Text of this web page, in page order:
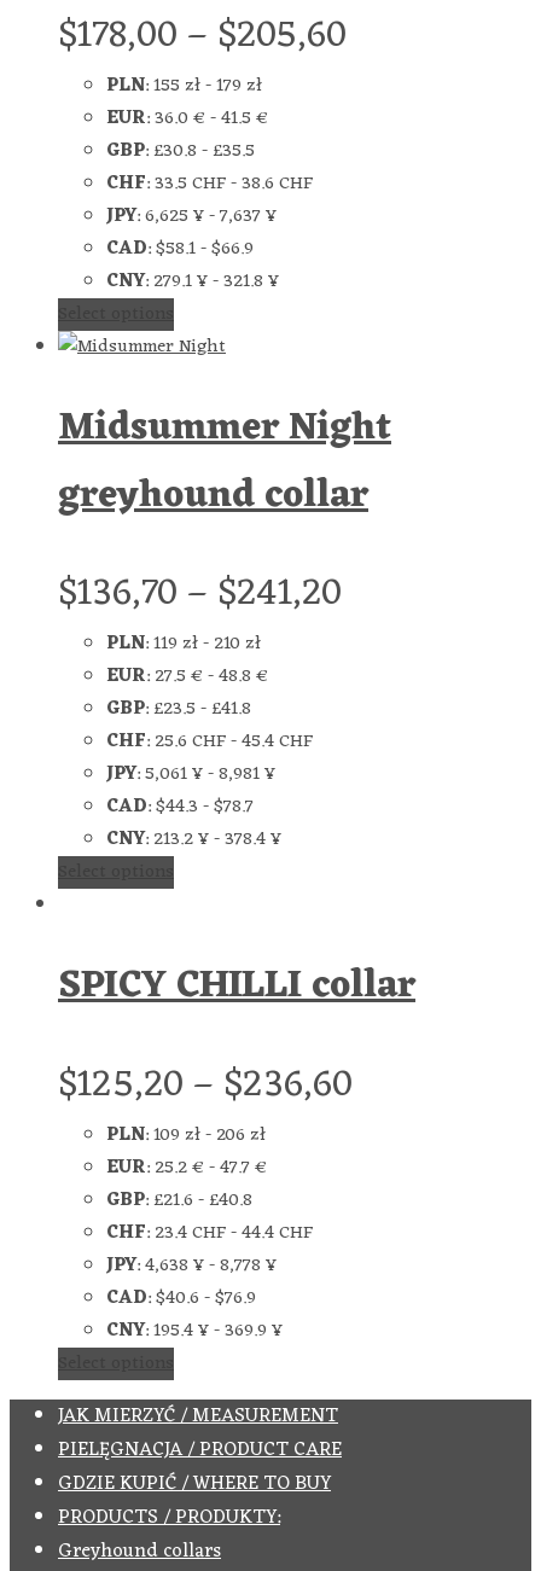
$178,00–$205,60
PLN:155 zł-179 zł
EUR:36.0 €-41.5 €
GBP:£30.8-£35.5
CHF:33.5 CHF-38.6 CHF
JPY:6,625 ¥-7,637 ¥
CAD:$58.1-$66.9
CNY:279.1 ¥-321.8 ¥
Midsummer Night
greyhound collar
$136,70–$241,20
PLN:119 zł-210 zł
EUR:27.5 €-48.8 €
GBP:£23.5-£41.8
CHF:25.6 CHF-45.4 CHF
JPY:5,061 ¥-8,981 ¥
CAD:$44.3-$78.7
CNY:213.2 ¥-378.4 ¥
SPICY CHILLI collar
$125,20–$236,60
PLN:109 zł-206 zł
EUR:25.2 €-47.7 €
GBP:£21.6-£40.8
CHF:23.4 CHF-44.4 CHF
JPY:4,638 ¥-8,778 ¥
CAD:$40.6-$76.9
CNY:195.4 ¥-369.9 ¥
JAK MIERZYĆ / MEASUREMENT
PIELĘGNACJA / PRODUCT CARE
GDZIE KUPIĆ / WHERE TO BUY
PRODUCTS / PRODUKTY:
Greyhound collars